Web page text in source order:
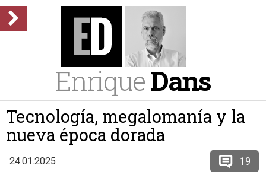
EnriqueDans
Tecnología, megalomanía y la
nueva época dorada
24.01.2025 19